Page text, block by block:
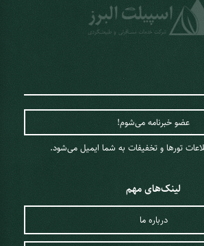
لینک‌های مهم
درباره ما